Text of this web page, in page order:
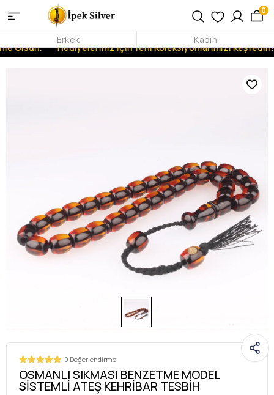
Olsun. Hediyeleriniz İçin Yeni Koleksiyonlarımızı Keşfedin!
0
Erkek Kadın
0 Değerlendirme
OSMANLI SIKMASI BENZETME MODEL
SİSTEMLİ ATEŞ KEHRİBAR TESBİH